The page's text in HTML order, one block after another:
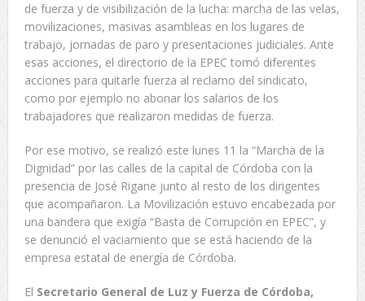
de fuerza y de visibilización de la lucha: marcha de las velas,
movilizaciones, masivas asambleas en los lugares de
trabajo, jornadas de paro y presentaciones judiciales. Ante
esas acciones, el directorio de la EPEC tomó diferentes
acciones para quitarle fuerza al reclamo del sindicato,
como por ejemplo no abonar los salarios de los
trabajadores que realizaron medidas de fuerza.
Por ese motivo, se realizó este lunes 11 la “Marcha de la
Dignidad” por las calles de la capital de Córdoba con la
presencia de José Rigane junto al resto de los dirigentes
que acompañaron. La Movilización estuvo encabezada por
una bandera que exigía “Basta de Corrupción en EPEC”, y
se denunció el vaciamiento que se está haciendo de la
empresa estatal de energía de Córdoba.
El Secretario General de Luz y Fuerza de Córdoba,